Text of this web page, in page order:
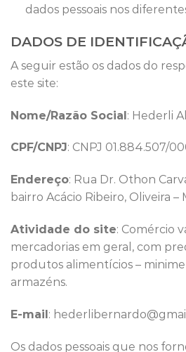
dados pessoais nos
DADOS DE
A seguir estão os dados do
este site:
Nome/Razão Social: Hederli
CPF/CNPJ: CNPJ 01.884.507/
Endereço: Rua Dr. Othon
bairro Acácio Ribeiro, Oliveira –
Atividade do site: Comércio
mercadorias em geral, com
produtos alimentícios –
armazéns.
E-mail:
Os dados pessoais que nos